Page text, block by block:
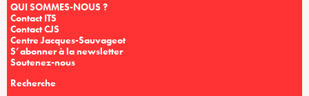
QUI SOMMES-NOUS ?
Contact ITS
Contact CJS
Centre Jacques-Sauvageot
S’abonner à la newsletter
Soutenez-nous
Recherche